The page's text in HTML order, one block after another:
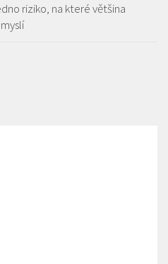
riziko, na které většina